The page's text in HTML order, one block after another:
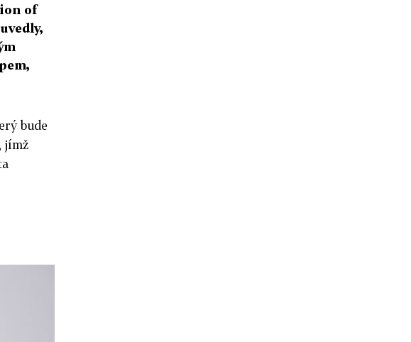
of
bude
jímž